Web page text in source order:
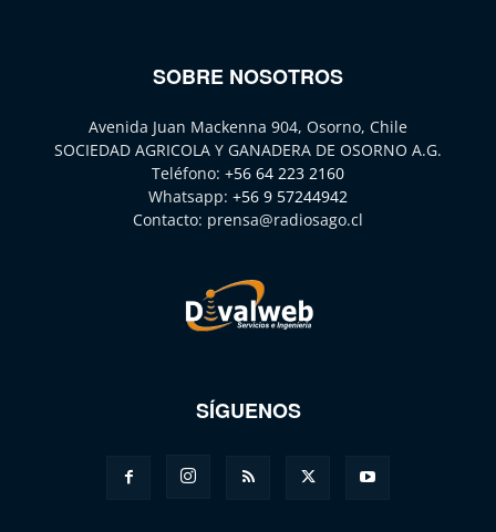
SOBRE NOSOTROS
Avenida Juan Mackenna 904, Osorno, Chile
SOCIEDAD AGRICOLA Y GANADERA DE OSORNO A.G.
Teléfono: +56 64 223 2160
Whatsapp: +56 9 57244942
Contacto: prensa@radiosago.cl
SÍGUENOS